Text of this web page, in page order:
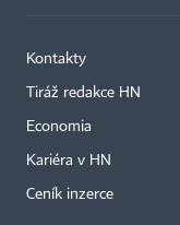
Kontakty
Tiráž redakce HN
Economia
Kariéra v HN
Ceník inzerce